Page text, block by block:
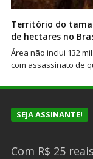
Território do
de hectares no
Área não inclui 132
com assassinato de
SEJA ASSINANTE!
Com R$ 25